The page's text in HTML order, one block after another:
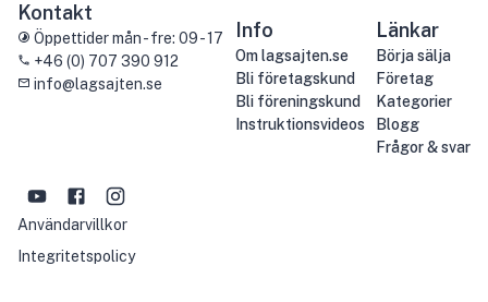
Kontakt
Öppettider mån - fre: 09 - 17
+46 (0) 707 390 912
info@lagsajten.se
Info
Om lagsajten.se
Bli företagskund
Bli föreningskund
Instruktionsvideos
Länkar
Börja sälja
Företag
Kategorier
Blogg
Frågor & svar
Användarvillkor
Integritetspolicy